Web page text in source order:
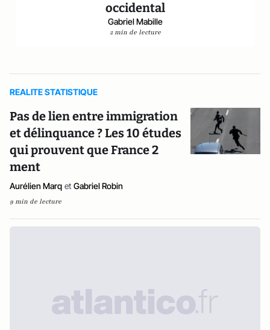
occidental
Gabriel Mabille
2 min de lecture
REALITE STATISTIQUE
Pas de lien entre immigration
et délinquance ? Les 10 études
qui prouvent que France 2
ment
Aurélien Marq et Gabriel Robin
9 min de lecture